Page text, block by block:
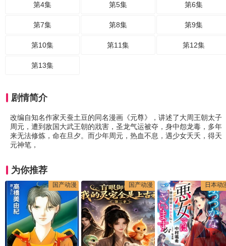
第4集 第5集 第6集
第7集 第8集 第9集
第10集 第11集 第12集
第13集
剧情简介
改编自知名作家天蚕土豆的同名漫画《元尊》，讲述了大周王朝太子
周元，遭到敌国大武王朝的戕害，圣龙气运被夺，身中怨龙毒，多年
来无法修炼，命在旦夕。而少年周元，热血不息，遇少女夭夭，得天
元神笔，
为你推荐
国产动漫 国产动漫 日本动